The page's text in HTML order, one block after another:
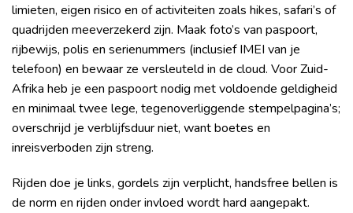
limieten, eigen risico en of activiteiten zoals hikes, safari’s of
quadrijden meeverzekerd zijn. Maak foto’s van paspoort,
rijbewijs, polis en serienummers (inclusief IMEI van je
telefoon) en bewaar ze versleuteld in de cloud. Voor Zuid-
Afrika heb je een paspoort nodig met voldoende geldigheid
en minimaal twee lege, tegenoverliggende stempelpagina’s;
overschrijd je verblijfsduur niet, want boetes en
inreisverboden zijn streng.
Rijden doe je links, gordels zijn verplicht, handsfree bellen is
de norm en rijden onder invloed wordt hard aangepakt.